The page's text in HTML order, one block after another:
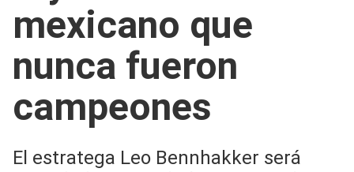
mexicano que
nunca fueron
campeones
El estratega Leo Bennhakker será